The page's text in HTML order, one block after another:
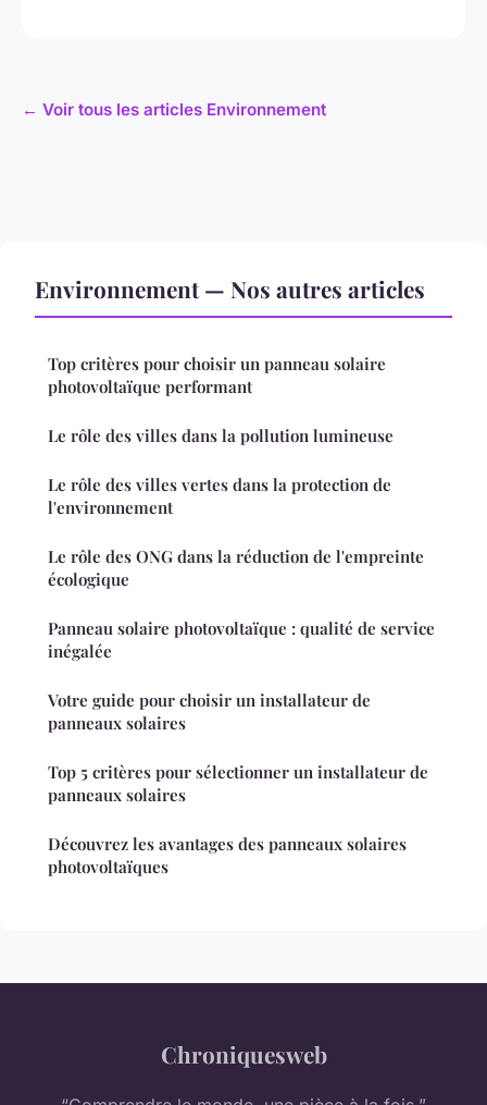
← Voir tous les articles Environnement
Environnement — Nos autres articles
Top critères pour choisir un panneau solaire
photovoltaïque performant
Le rôle des villes dans la pollution lumineuse
Le rôle des villes vertes dans la protection de
l'environnement
Le rôle des ONG dans la réduction de l'empreinte
écologique
Panneau solaire photovoltaïque : qualité de service
inégalée
Votre guide pour choisir un installateur de
panneaux solaires
Top 5 critères pour sélectionner un installateur de
panneaux solaires
Découvrez les avantages des panneaux solaires
photovoltaïques
Chroniquesweb